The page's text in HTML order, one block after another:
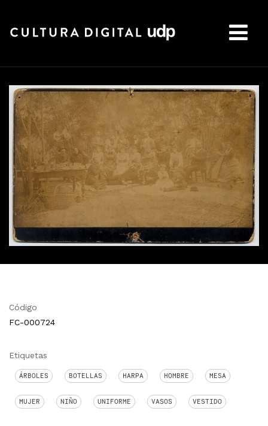
Código
FC-000724
Etiquetas
ÁRBOLES BOTELLAS HARPA HOMBRE MESA
MUJER NIÑO UNIFORME VASOS VESTIDO